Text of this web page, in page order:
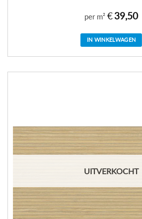
per m² €39,50
IN WINKELWAGEN
UITVERKOCHT